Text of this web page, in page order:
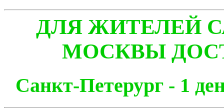
ДЛЯ ЖИТЕЛЕЙ
МОСКВЫ
Санкт-Петерург -